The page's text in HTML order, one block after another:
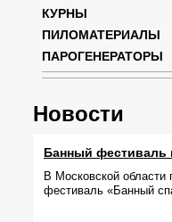
КУРНЫ
ПИЛОМАТЕРИАЛЫ
ПАРОГЕНЕРАТОРЫ
Новости
Банный фестиваль
В Московской области
фестиваль «Банный